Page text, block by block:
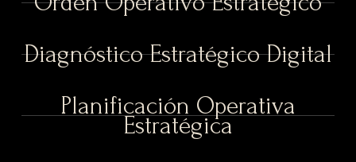
Diagnóstico Estratégico Digital
Planificación Operativa
Estratégica